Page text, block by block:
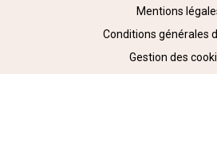
Mentions
Conditions générales
Gestion des